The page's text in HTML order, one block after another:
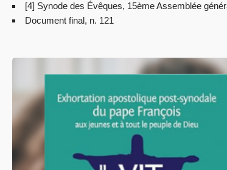
[4] Synode des Évêques, 15ème Assemblée
Document final, n. 121